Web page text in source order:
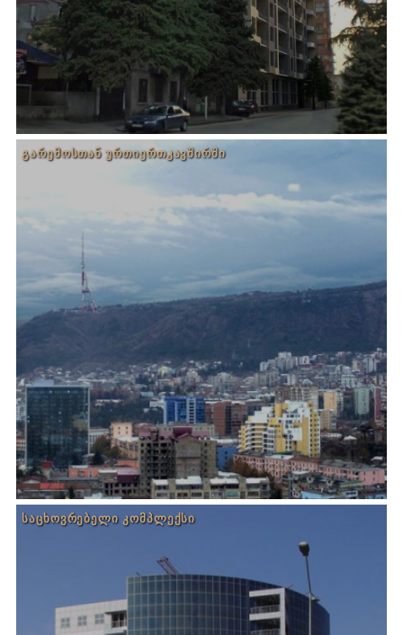
ᲒᲐᲠᲔᲛᲝᲡᲗᲐᲜ ᲣᲠᲗᲘᲔᲠᲗᲙᲐᲕᲨᲘᲠᲨᲘ
ᲡᲐᲪᲮᲝᲕᲠᲔᲑᲔᲚᲘ ᲙᲝᲛᲞᲚᲔᲥᲡᲘ